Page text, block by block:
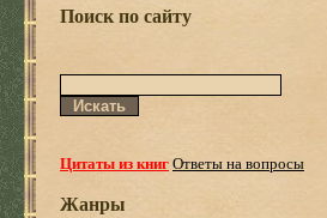
Поиск по сайту
Цитаты из книгОтветы на вопросы
Жанры